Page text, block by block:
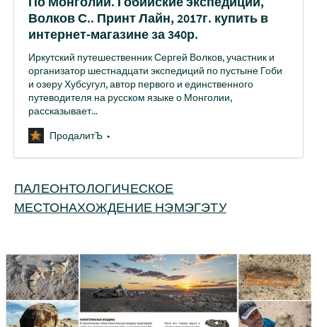
Волков С.. Принт Лайн, 2017г. купить в
интернет-магазине за 340р.
Иркутский путешественник Сергей Волков, участник и
организатор шестнадцати экспедиций по пустыне Гоби
и озеру Хубсугул, автор первого и единственного
путеводителя на русском языке о Монголии,
рассказывает...
ПродалитЪ
ПАЛЕОНТОЛОГИЧЕСКОЕ
МЕСТОНАХОЖДЕНИЕ НЭМЭГЭТУ